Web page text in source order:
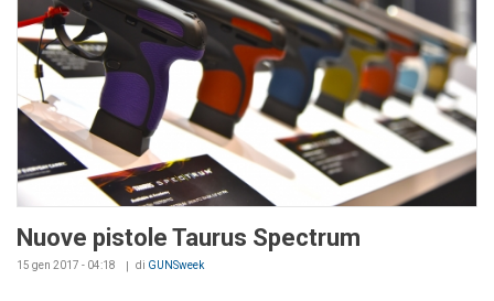
Nuove pistole Taurus Spectrum
15 gen 2017 - 04:18 di GUNSweek